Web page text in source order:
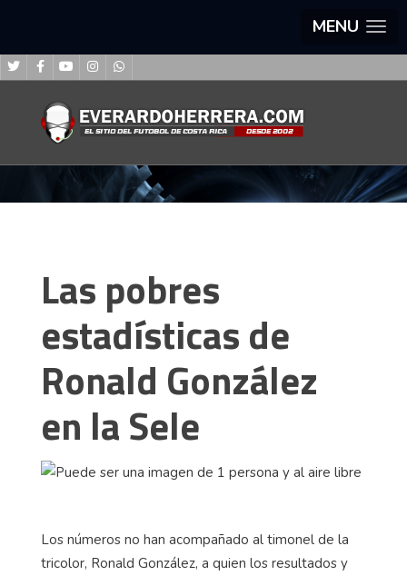
MENU
Las pobres
estadísticas de
Ronald González
en la Sele
Los números no han acompañado al timonel de la
tricolor, Ronald González, a quien los resultados y